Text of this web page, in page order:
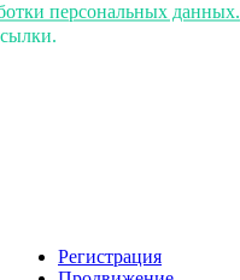
персональных данных.
Регистрация